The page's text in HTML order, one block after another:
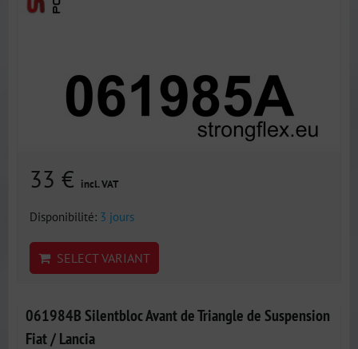
33 € incl. VAT
Disponibilité: 3 jours
SELECT VARIANT
061984B Silentbloc Avant de Triangle de Suspension
Fiat / Lancia